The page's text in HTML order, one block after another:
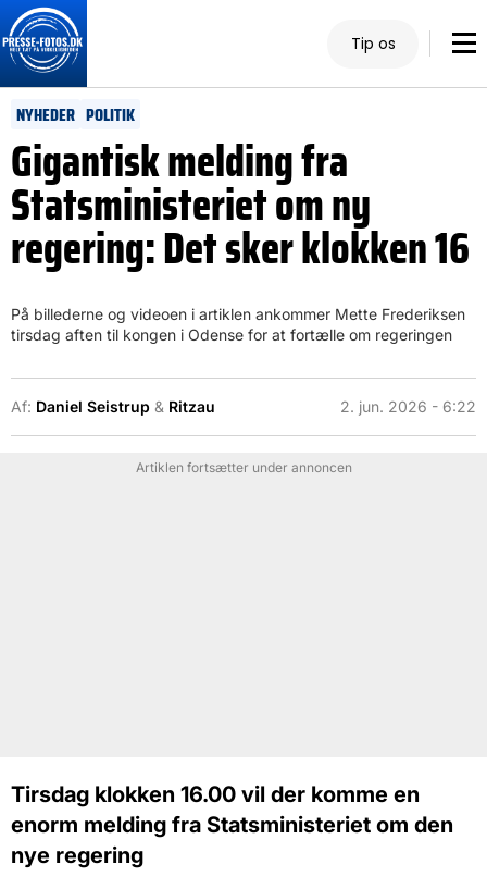
Tip os
NYHEDER POLITIK
Gigantisk melding fra
Statsministeriet om ny
regering: Det sker klokken 16
På billederne og videoen i artiklen ankommer Mette Frederiksen
tirsdag aften til kongen i Odense for at fortælle om regeringen
Af: Daniel Seistrup & Ritzau 2. jun. 2026 - 6:22
Artiklen fortsætter under annoncen
Tirsdag klokken 16.00 vil der komme en
enorm melding fra Statsministeriet om den
nye regering